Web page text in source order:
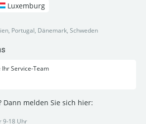
Luxemburg
Portugal, Dänemark, Schweden
Service-Team
Dann melden Sie sich hier:
9-18 Uhr